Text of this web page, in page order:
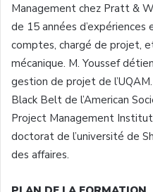
Management chez Pratt &
de 15 années d’expériences
comptes, chargé de projet,
mécanique. M. Youssef
gestion de projet de l’UQAM
Black Belt de l’American
Project Management
doctorat de l’université de
des affaires.